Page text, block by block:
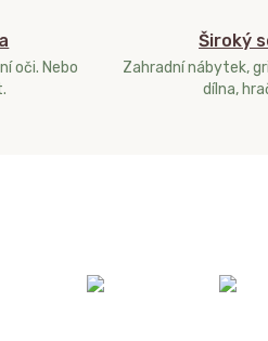
oči. Nebo
Široký
Zahradní nábytek,
dílna,